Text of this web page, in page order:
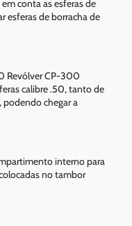
conta as esferas de
esferas de borracha de
Revólver CP-300
calibre .50, tanto de
podendo chegar a
interno para
no tambor